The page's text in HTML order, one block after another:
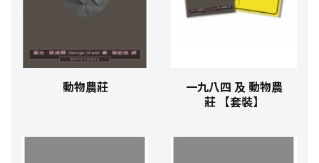
動物農莊
一九八四 及 動物農
莊 【套裝】